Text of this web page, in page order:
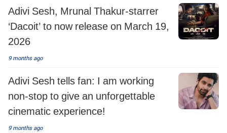
Adivi Sesh, Mrunal Thakur-starrer
‘Dacoit’ to now release on March 19,
2026
9 months ago
Adivi Sesh tells fan: I am working
non-stop to give an unforgettable
cinematic experience!
9 months ago